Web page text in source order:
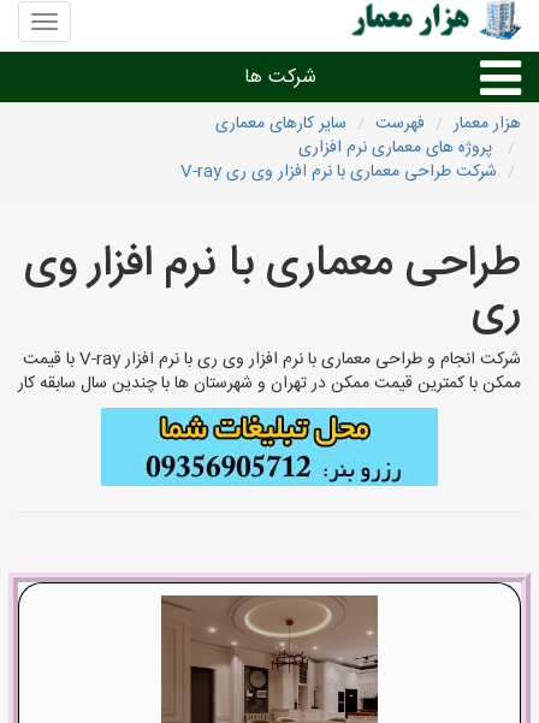
منوی
سایت
معمار
شرکت ها
طراحی داخلی و دکوراسیون داخلی
شرکت های معماری شهرها
هزار معمار فهرست
سایر کارهای معماری
پروژه های معماری نرم افزاری
شرکت طراحی معماری با نرم افزار وی ری V-ray
طراحی معماری با نرم افزار وی
ری
شرکت انجام و طراحی معماری با نرم افزار وی ری با نرم افزار V-ray با قیمت
ممکن با کمترین قیمت ممکن در تهران و شهرستان ها با چندین سال سابقه کار